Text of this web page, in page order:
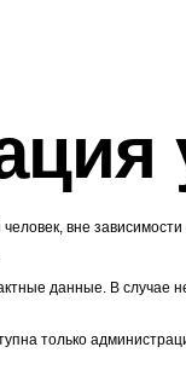
вне
данные. В случае
только